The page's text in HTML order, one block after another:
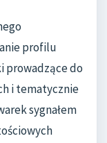
profilu
prowadzące do
i tematycznie
sygnałem